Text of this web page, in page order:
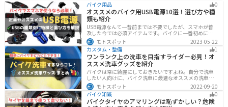
バイク用品 0
オススメのバイク用USB電源10選！選び方や種
類も紹介
USB電源なんて一昔前までは不要でしたが、スマホが普
及した今では必須アイテムです。バイクに一番初めにつ
けたいグッズです。この記事では、そんなバイク用USB電
源の種類や選び方、オススメ商品を厳選して紹介します
ので、ぜひ参考にしてください。
モトスポット
2023-05-22
カスタム・整備
1
ワンランク上の洗車を目指すライダー必見！オ
ススメ洗車グッズを紹介
バイクは常に綺麗にしておきたいですよね。自分で洗車
したい人向けに、バイク洗車に最適なオススメの洗車グ
ッズを紹介します。汚れを落とすシャンプーからツヤを
出すワックスまで全て紹介します。自分でバイク洗車を
しようと思っている方は参考にしてください。
モトスポット
2022-09-20
バイク知識
0
バイクタイヤのアマリングは恥ずかしい？危険